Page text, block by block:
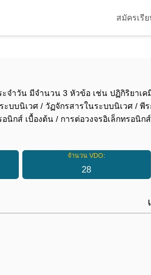
สมัครเรี
จำวัน มีจำนวน 3 หัวข้อ เช่น ปฏิกิริยาเ
บบนิเวศ / วัฏจักรสารในระบบนิเวศ / พี
กส์ เบื้องต้น / การต่อวงจรอิเล็กทรอนิกส์
จำนวน VDO:
28